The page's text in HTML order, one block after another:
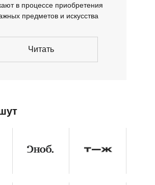
в процессе приобретения
предметов и искусства
Читать